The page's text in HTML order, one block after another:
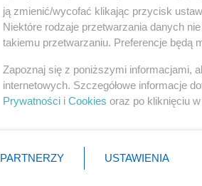
PiS
Rząd
NATO
KO
ją zmienić/wycofać klikając przycisk
Niektóre rodzaje przetwarzania danych
takiemu przetwarzaniu. Preferencje będą
Zapoznaj się z poniższymi informacjami,
internetowych. Szczegółowe informacje
Prywatności i Cookies oraz po kliknięciu w
PARTNERZY USTAWIENIA